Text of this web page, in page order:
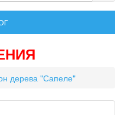
дерева "Сапеле"